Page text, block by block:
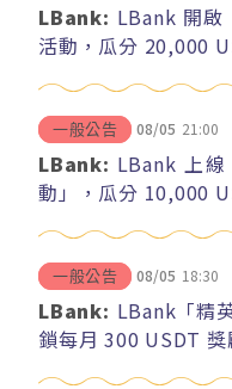
LBank: LBank 開啟
活動，瓜分 20,000
一般公告 08/05 21:00
LBank: LBank 上線
動」，瓜分 10,000
一般公告 08/05 18:30
LBank: LBank「精
鎖每月 300 USDT